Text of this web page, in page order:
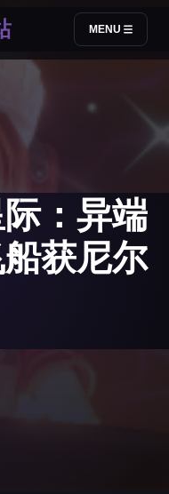
MENU
：异端
获尼尔